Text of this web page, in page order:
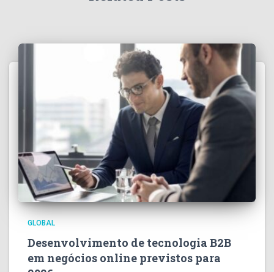
GLOBAL
Desenvolvimento de tecnologia B2B
em negócios online previstos para